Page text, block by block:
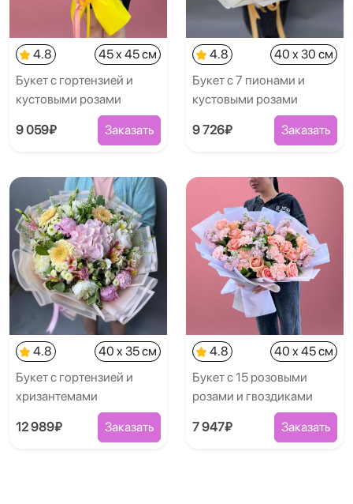
4.8
45 x 45 см
Букет с гортензией и
кустовыми розами
9 059₽ Заказать
4.8
40 x 30 см
Букет с 7 пионами и
кустовыми розами
9 726₽ Заказать
4.8
40 x 35 см
Букет с гортензией и
хризантемами
12 989₽ Заказать
4.8
40 x 45 см
Букет с 15 розовыми
розами и гвоздиками
7 947₽ Заказать